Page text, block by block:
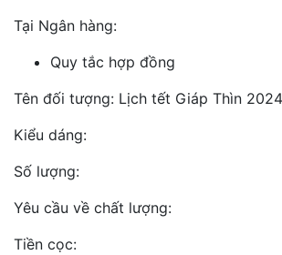
Tại Ngân hàng:
Quy tắc hợp đồng
Tên đối tượng: Lịch tết Giáp Thìn 2024
Kiểu dáng:
Số lượng:
Yêu cầu về chất lượng:
Tiền cọc: